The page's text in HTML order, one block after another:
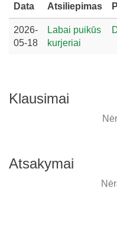
Data Atsiliepimas
2026-
05-18
Labai puikūs
kurjeriai
Klausimai
Atsakymai